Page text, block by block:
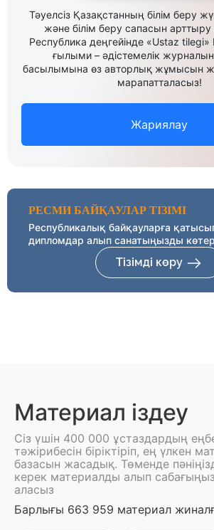
Тәуелсіз Қазақстанның білім беру
және білім беру сапасын
Республика деңгейінде «Ustaz
ғылыми – әдістемелік
басылымына өз авторлық жұмысын
марапатталасыз!
Жариялау
РЕСМИ БАЙҚАУЛАР ТІЗІМІ
Республикалық байқауларға
дипломдар алып санатыңызды
Тізімді көру
Материал іздеу
Сіз үшін 400 000 ұстаздардың
тәжірибесін біріктіріп, ең үлкен
базасын жасадық. Төменде
керек материалды алып
аласыз
Барлығы 663 959 материал